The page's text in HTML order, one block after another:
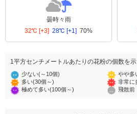
曇時々雨
32℃ [+3] 28℃ [+1] 70%
1平方センチメートルあたりの花粉の個数を示
少ない(～10個)
やや多
多い(30個～)
非常に
極めて多い(100個～)
飛散前